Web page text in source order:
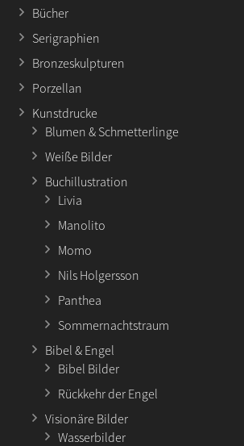
Bücher
Serigraphien
Bronzeskulpturen
Porzellan
Kunstdrucke
Blumen & Schmetterlinge
Weiße Bilder
Buchillustration
Livia
Manolito
Momo
Nils Holgersson
Panthea
Sommernachtstraum
Bibel & Engel
Bibel Bilder
Rückkehr der Engel
Visionäre Bilder
Wasserbilder